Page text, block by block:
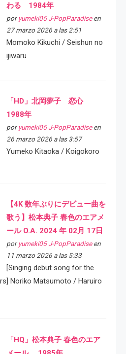
わる 1984年
por yumeki05 J-PopParadiseen
27 marzo 2026 a las 2:51
Momoko Kikuchi / Seishun no
ijiwaru
「HD」北岡夢子 恋心
1988年
por yumeki05 J-PopParadiseen
26 marzo 2026 a las 3:57
Yumeko Kitaoka / Koigokoro
【4K 数年ぶりにデビュー曲を
歌う】松本典子 春色のエアメ
ール O.A. 2024 年 02月 17日
por yumeki05 J-PopParadiseen
11 marzo 2026 a las 5:33
[Singing debut song for the
Noriko Matsumoto / Haruiro
「HQ」松本典子 春色のエア